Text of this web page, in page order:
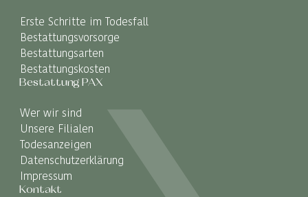
Erste Schritte im Todesfall
Bestattungsvorsorge
Bestattungsarten
Bestattungskosten
Bestattung PAX
Wer wir sind
Unsere Filialen
Todesanzeigen
Datenschutzerklärung
Impressum
Kontakt